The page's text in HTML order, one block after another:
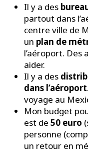
Il y a des
partout dans
centre ville de
un plan de
l’aéroport. Des
aider.
Il y a des
dans l’aéroport.
voyage au
Mon budget
est de 50 euro
personne
un retour en